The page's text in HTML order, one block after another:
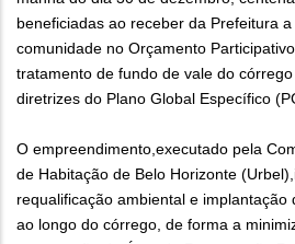
beneficiadas ao receber da Prefeitura
comunidade no Orçamento
tratamento de fundo de vale do
diretrizes do Plano Global Específico
O empreendimento,executado pela
de Habitação de Belo Horizonte
requalificação ambiental e
ao longo do córrego, de forma a